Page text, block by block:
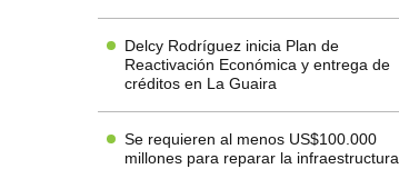
Delcy Rodríguez inicia Plan de
Reactivación Económica y entrega de
créditos en La Guaira
Se requieren al menos US$100.000
millones para reparar la infraestructura